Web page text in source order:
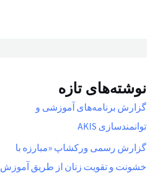
نوشته‌های تازه
گزارش برنامه‌های آموزشی و
توانمندسازی AKIS
گزارش رسمی ورکشاپ «مبارزه با
خشونت و تقویت زنان از طریق آموزش